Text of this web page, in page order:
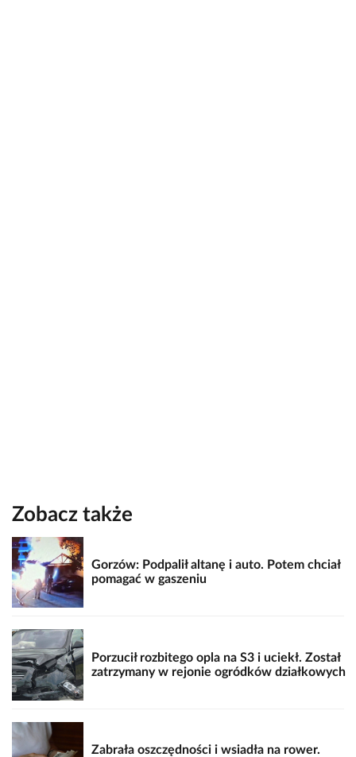
Zobacz także
Gorzów: Podpalił altanę i auto. Potem chciał
pomagać w gaszeniu
Porzucił rozbitego opla na S3 i uciekł. Został
zatrzymany w rejonie ogródków działkowych
Zabrała oszczędności i wsiadła na rower.